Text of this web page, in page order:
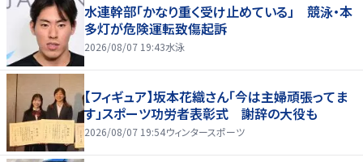
水連幹部「かなり重く受け止めている」 競泳・本
多灯が危険運転致傷起訴
2026/08/07 19:43水泳
【フィギュア】坂本花織さん「今は主婦頑張ってま
す」スポーツ功労者表彰式 謝辞の大役も
2026/08/07 19:54ウィンタースポーツ